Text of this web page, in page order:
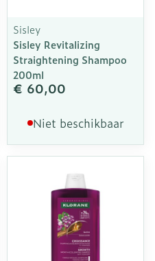
Sisley
Sisley Revitalizing
Straightening Shampoo
200ml
€ 60,00
Niet beschikbaar